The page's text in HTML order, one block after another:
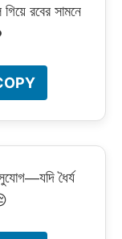
রবের সামনে
ধৈর্য